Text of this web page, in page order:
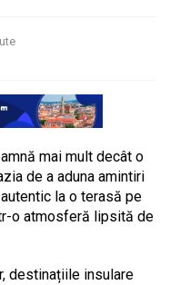
mai mult decât o
de a aduna amintiri
la o terasă pe
o atmosferă lipsită de
destinațiile insulare